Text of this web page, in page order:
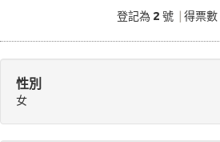
登記為 2 號 得票數
性別
女